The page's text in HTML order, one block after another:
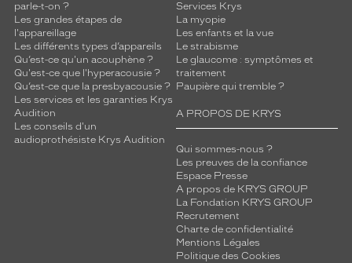
parle-t-on ?
Les grandes étapes de
l'appareillage
Les différents types d’appareils
Qu’est-ce qu'un acouphène ?
Qu'est-ce que l'hyperacousie ?
Qu’est-ce que la presbyacousie ?
Les services et les garanties Krys
Audition
Les conseils d'un
audioprothésiste Krys Audition
Services Krys
La myopie
Les enfants et la vue
Le strabisme
Le glaucome : symptômes et
traitement
Paupière qui tremble ?
A PROPOS DE KRYS
Qui sommes-nous ?
Les preuves de la confiance
Espace Presse
A propos de KRYS GROUP
La Fondation KRYS GROUP
Recrutement
Charte de confidentialité
Mentions Légales
Politique des Cookies